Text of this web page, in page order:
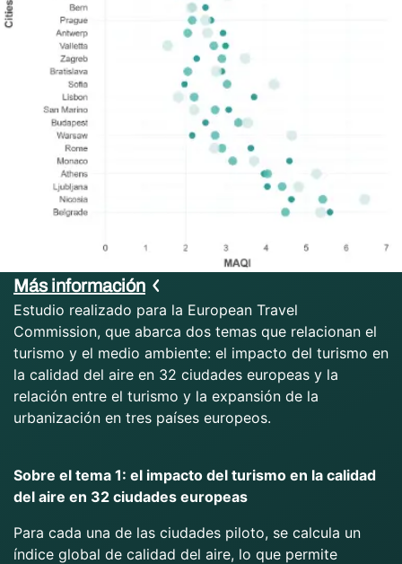
Más información
Estudio realizado para la European Travel
Commission, que abarca dos temas que relacionan el
turismo y el medio ambiente: el impacto del turismo en
la calidad del aire en 32 ciudades europeas y la
relación entre el turismo y la expansión de la
urbanización en tres países europeos.
Sobre el tema 1: el impacto del turismo en la calidad
del aire en 32 ciudades europeas
Para cada una de las ciudades piloto, se calcula un
índice global de calidad del aire, lo que permite